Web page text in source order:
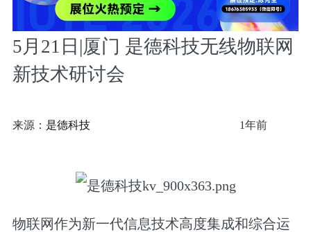
5月21日|厦门 是德科技无线物联网
新技术研讨会
来源： 是德科技 1年前
物联网作为新一代信息技术高度集成和综合运